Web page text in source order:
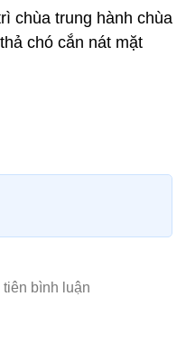
chùa trung hành chùa
chó cắn nát mặt